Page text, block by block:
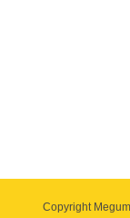
Copyright